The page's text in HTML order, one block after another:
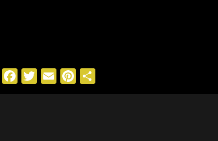
Facebook
Twitter
EmailPinterest